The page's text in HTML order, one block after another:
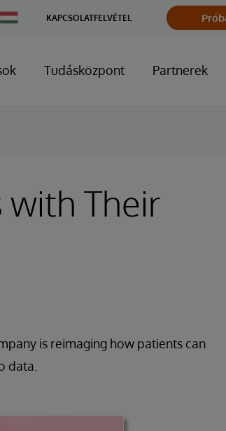
Change
Country
KAPCSOLATFELVÉTEL
Tudásközpont Partnerek
with Their
is reimaging how patients can
data.